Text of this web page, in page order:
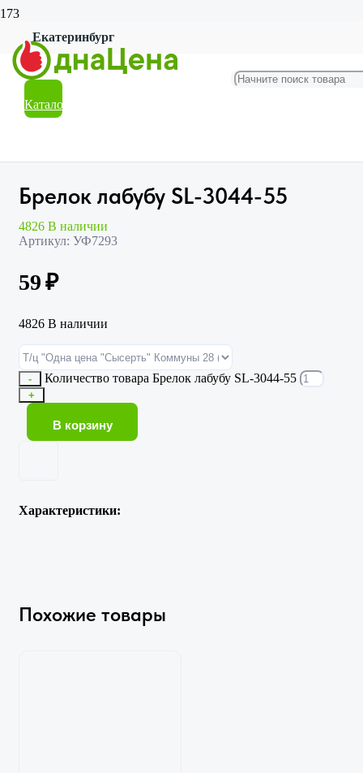
Екатеринбург
Каталог
Главная
Магазин
Красота и гигиена
Брелок лабубу SL-3044-55
Брелок лабубу SL-3044-55
4826 В наличии
Артикул: УФ7293
59₽
4826 В наличии
- Количество товара Брелок лабубу SL-3044-55
+
В корзину
Характеристики:
Похожие товары